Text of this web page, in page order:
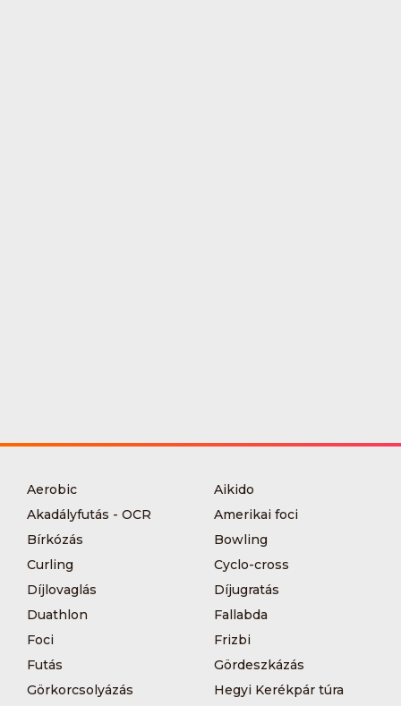
Aerobic
Aikido
Akadályfutás - OCR
Amerikai foci
Bírkózás
Bowling
Curling
Cyclo-cross
Díjlovaglás
Díjugratás
Duathlon
Fallabda
Foci
Frizbi
Futás
Gördeszkázás
Görkorcsolyázás
Hegyi Kerékpár túra